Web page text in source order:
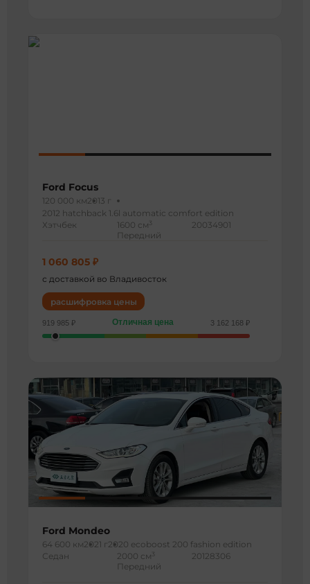
Ford Focus
120 000 км2013 г
2012 hatchback 1.6l automatic comfort edition
Хэтчбек
1600 см 3
Передний
20034901
1 060 805 ₽
с доставкой во Владивосток
расшифровка цены
919 985 ₽ Отличная цена 3 162 168 ₽
Ford Mondeo
64 600 км2021 г 2020 ecoboost 200 fashion edition
Седан
2000 см 3
Передний
20128306